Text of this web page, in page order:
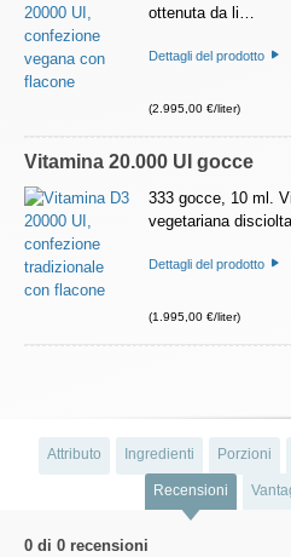
ottenuta da li…
Dettagli del prodotto
(2.995,00 €/liter)
Vitamina 20.000 UI gocce
333 gocce, 10 ml.
vegetariana
Dettagli del prodotto
(1.995,00 €/liter)
Attributo Ingredienti Porzioni
Recensioni
0 di 0 recensioni